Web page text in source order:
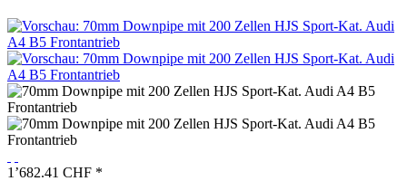
1’682.41 CHF *